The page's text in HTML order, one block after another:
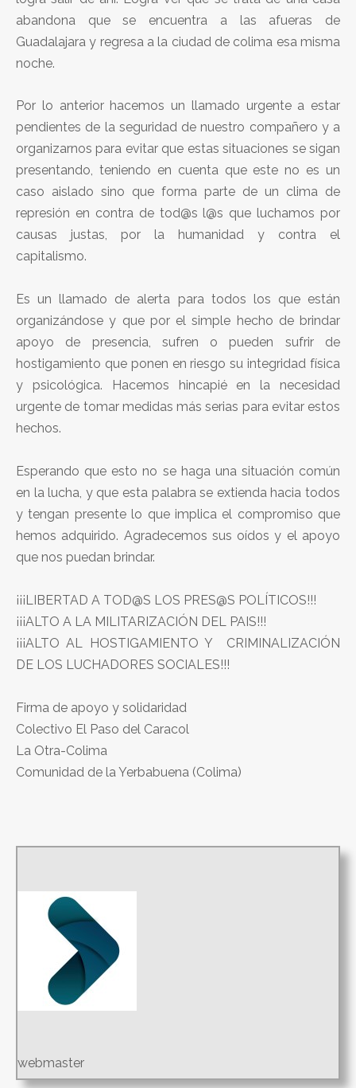
abandona que se encuentra a las afueras de
Guadalajara y regresa a la ciudad de colima esa misma
noche.
Por lo anterior hacemos un llamado urgente a estar
pendientes de la seguridad de nuestro compañero y a
organizarnos para evitar que estas situaciones se sigan
presentando, teniendo en cuenta que este no es un
caso aislado sino que forma parte de un clima de
represión en contra de tod@s l@s que luchamos por
causas justas, por la humanidad y contra el
capitalismo.
Es un llamado de alerta para todos los que están
organizándose y que por el simple hecho de brindar
apoyo de presencia, sufren o pueden sufrir de
hostigamiento que ponen en riesgo su integridad física
y psicológica. Hacemos hincapié en la necesidad
urgente de tomar medidas más serias para evitar estos
hechos.
Esperando que esto no se haga una situación común
en la lucha, y que esta palabra se extienda hacia todos
y tengan presente lo que implica el compromiso que
hemos adquirido. Agradecemos sus oídos y el apoyo
que nos puedan brindar.
¡¡¡LIBERTAD A TOD@S LOS PRES@S POLÍTICOS!!!
¡¡¡ALTO A LA MILITARIZACIÓN DEL PAIS!!!
¡¡¡ALTO AL HOSTIGAMIENTO Y CRIMINALIZACIÓN
DE LOS LUCHADORES SOCIALES!!!
Firma de apoyo y solidaridad
Colectivo El Paso del Caracol
La Otra-Colima
Comunidad de la Yerbabuena (Colima)
webmaster